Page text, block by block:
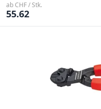
ab CHF / Stk.
55.62